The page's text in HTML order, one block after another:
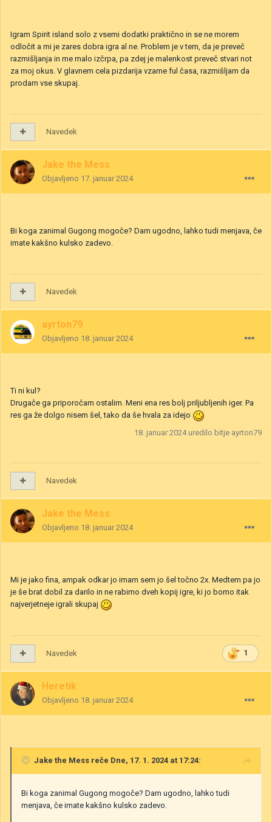
Igram Spirit island solo z vsemi dodatki praktično in se ne morem
odločit a mi je zares dobra igra al ne. Problem je v tem, da je preveč
razmišljanja in me malo izčrpa, pa zdej je malenkost preveč stvari not
za moj okus. V glavnem cela pizdarija vzame ful časa, razmišljam da
prodam vse skupaj.
Navedek
Jake the Mess
Objavljeno 17. januar 2024
Bi koga zanimal Gugong mogoče? Dam ugodno, lahko tudi menjava, če
imate kakšno kulsko zadevo.
Navedek
ayrton79
Objavljeno 18. januar 2024
Ti ni kul?
Drugače ga priporočam ostalim. Meni ena res bolj priljubljenih iger. Pa
res ga že dolgo nisem šel, tako da še hvala za idejo
18. januar 2024uredilo bitje ayrton79
Navedek
Jake the Mess
Objavljeno 18. januar 2024
Mi je jako fina, ampak odkar jo imam sem jo šel točno 2x. Medtem pa jo
je še brat dobil za darilo in ne rabimo dveh kopij igre, ki jo bomo itak
najverjetneje igrali skupaj
1
Navedek
Heretik
Objavljeno 18. januar 2024
Jake the Mess reče Dne, 17. 1. 2024 at 17:24:
Bi koga zanimal Gugong mogoče? Dam ugodno, lahko tudi
menjava, če imate kakšno kulsko zadevo.